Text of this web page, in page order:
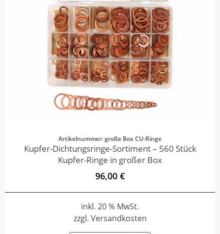
Artikelnummer: große Box CU-Ringe
Kupfer-Dichtungsringe-Sortiment – 560 Stück
Kupfer-Ringe in großer Box
96,00 €
inkl. 20 % MwSt.
zzgl. Versandkosten